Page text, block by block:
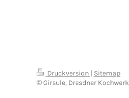
Druckversion | Sitemap
© Girsule, Dresdner Kochwerk